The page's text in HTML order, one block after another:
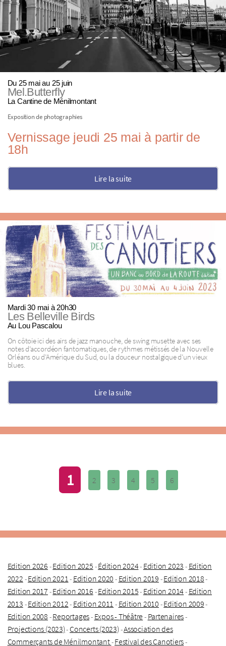
Du 25 mai au 25 juin
Mel.Butterfly
La Cantine de Ménilmontant
Exposition de photographies
Vernissage jeudi 25 mai à partir de
18h
Lire la suite
Mardi 30 mai à 20h30
Les Belleville Birds
Au Lou Pascalou
On côtoie ici des airs de jazz manouche, de swing musette avec ses
notes d’accordéon fantomatiques, de rythmes métissés de la Nouvelle
Orléans ou d’Amérique du Sud, ou la douceur nostalgique d’un vieux
blues.
Lire la suite
1 2 3 4 5 6
Edition 2026 -Edition 2025 -Édition 2024- Edition 2023 - Edition
2022 -Edition 2021- Edition 2020 - Edition 2019 -Edition 2018-
Edition 2017 -Edition 2016 -Edition 2015- Edition 2014- Edition
2013 -Edition 2012- Edition 2011 - Edition 2010 -Edition 2009-
Edition 2008 -Reportages- Expos - Théâtre- Partenaires-
Projections (2023)- Concerts (2023) -Association des
Commerçants de Ménilmontant-Festival des Canotiers-